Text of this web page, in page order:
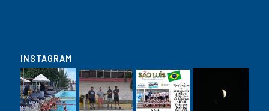
INSTAGRAM